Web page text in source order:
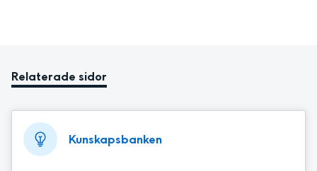
Relaterade sidor
Kunskapsbanken